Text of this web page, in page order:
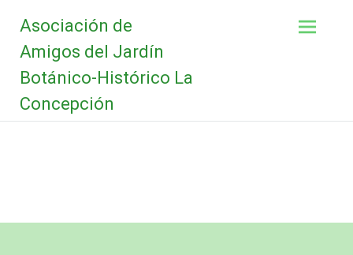
contenido
Asociación de
Amigos del Jardín
Botánico-Histórico La
Concepción